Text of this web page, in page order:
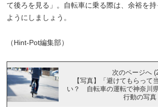
て後ろを見る」。自転車に乗る際は、余裕を
ようにしましょう。
（Hint-Pot編集部）
次のページへ
【写真】「避けてもらって
い？ 自転車の運転で神奈川
行動の写真